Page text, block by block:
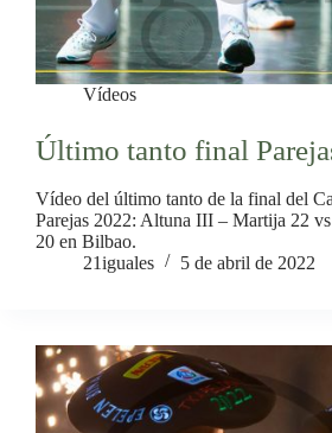
Vídeos
Último tanto final
Vídeo del último tanto de la final del
Parejas 2022: Altuna III – Martija 22
20 en Bilbao.
21iguales
5 de abril de 2022